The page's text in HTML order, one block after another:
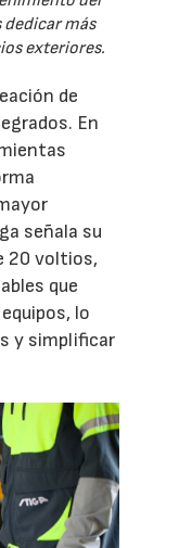
más
exteriores.
de
En
señala su
20 voltios,
que
lo
y simplificar